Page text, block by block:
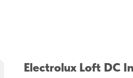
Electrolux Loft DC